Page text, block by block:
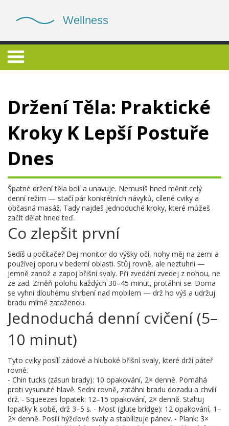
Držení Těla: Praktické
Kroky K Lepší Postuře
Dnes
Špatné držení těla bolí a unavuje. Nemusíš hned měnit celý
denní režim — stačí pár konkrétních návyků, cílené cviky a
občasná masáž. Tady najdeš jednoduché kroky, které můžeš
začít dělat hned teď.
Co zlepšit první
Sedíš u počítače? Dej monitor do výšky očí, nohy měj na zemi a
používej oporu v bederní oblasti. Stůj rovně, ale neztuhni —
jemně zanož a zapoj břišní svaly. Při zvedání zvedej z nohou, ne
ze zad. Změň polohu každých 30–45 minut, protáhni se. Doma
se vyhni dlouhému shrbení nad mobilem — drž ho výš a udržuj
bradu mírně zataženou.
Jednoduchá denní cvičení (5–
10 minut)
Tyto cviky posílí zádové a hluboké břišní svaly, které drží páteř
rovně.
- Chin tucks (zásun brady): 10 opakování, 2× denně. Pomáhá
proti vysunuté hlavě. Sedni rovně, zatáhni bradu dozadu a chvíli
drž. - Squeezes lopatek: 12–15 opakování, 2× denně. Stahuj
lopatky k sobě, drž 3–5 s. - Most (glute bridge): 12 opakování, 1–
2× denně. Posílí hýžďové svaly a stabilizuje pánev. - Plank: 3×